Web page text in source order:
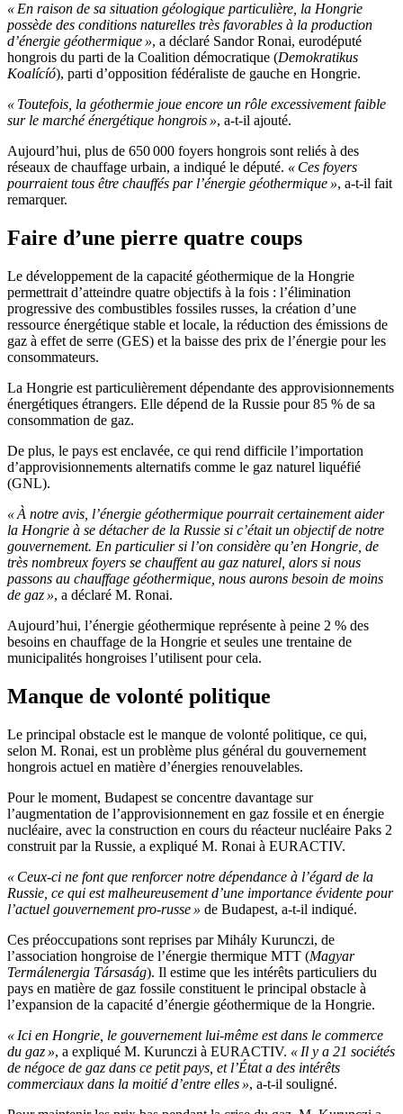
« En raison de sa situation géologique particulière, la Hongrie
possède des conditions naturelles très favorables à la production
d’énergie géothermique », a déclaré Sandor Ronai, eurodéputé
hongrois du parti de la Coalition démocratique (Demokratikus
Koalícíó), parti d’opposition fédéraliste de gauche en Hongrie.
« Toutefois, la géothermie joue encore un rôle excessivement faible
sur le marché énergétique hongrois », a-t-il ajouté.
Aujourd’hui, plus de 650 000 foyers hongrois sont reliés à des
réseaux de chauffage urbain, a indiqué le député. « Ces foyers
pourraient tous être chauffés par l’énergie géothermique », a-t-il fait
remarquer.
Faire d’une pierre quatre coups
Le développement de la capacité géothermique de la Hongrie
permettrait d’atteindre quatre objectifs à la fois : l’élimination
progressive des combustibles fossiles russes, la création d’une
ressource énergétique stable et locale, la réduction des émissions de
gaz à effet de serre (GES) et la baisse des prix de l’énergie pour les
consommateurs.
La Hongrie est particulièrement dépendante des approvisionnements
énergétiques étrangers. Elle dépend de la Russie pour 85 % de sa
consommation de gaz.
De plus, le pays est enclavée, ce qui rend difficile l’importation
d’approvisionnements alternatifs comme le gaz naturel liquéfié
(GNL).
« À notre avis, l’énergie géothermique pourrait certainement aider
la Hongrie à se détacher de la Russie si c’était un objectif de notre
gouvernement. En particulier si l’on considère qu’en Hongrie, de
très nombreux foyers se chauffent au gaz naturel, alors si nous
passons au chauffage géothermique, nous aurons besoin de moins
de gaz », a déclaré M. Ronai.
Aujourd’hui, l’énergie géothermique représente à peine 2 % des
besoins en chauffage de la Hongrie et seules une trentaine de
municipalités hongroises l’utilisent pour cela.
Manque de volonté politique
Le principal obstacle est le manque de volonté politique, ce qui,
selon M. Ronai, est un problème plus général du gouvernement
hongrois actuel en matière d’énergies renouvelables.
Pour le moment, Budapest se concentre davantage sur
l’augmentation de l’approvisionnement en gaz fossile et en énergie
nucléaire, avec la construction en cours du réacteur nucléaire Paks 2
construit par la Russie, a expliqué M. Ronai à EURACTIV.
« Ceux-ci ne font que renforcer notre dépendance à l’égard de la
Russie, ce qui est malheureusement d’une importance évidente pour
l’actuel gouvernement pro-russe » de Budapest, a-t-il indiqué.
Ces préoccupations sont reprises par Mihály Kurunczi, de
l’association hongroise de l’énergie thermique MTT (Magyar
Termálenergia Társaság). Il estime que les intérêts particuliers du
pays en matière de gaz fossile constituent le principal obstacle à
l’expansion de la capacité d’énergie géothermique de la Hongrie.
« Ici en Hongrie, le gouvernement lui-même est dans le commerce
du gaz », a expliqué M. Kurunczi à EURACTIV. « Il y a 21 sociétés
de négoce de gaz dans ce petit pays, et l’État a des intérêts
commerciaux dans la moitié d’entre elles », a-t-il souligné.